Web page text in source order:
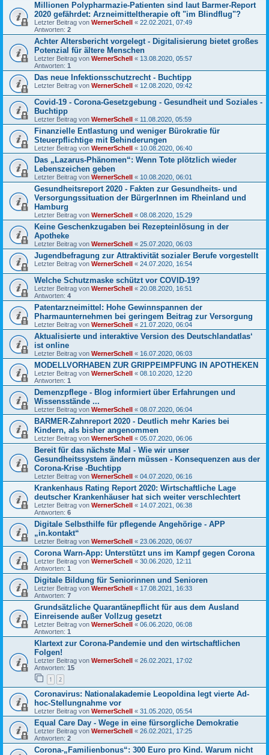
Millionen Polypharmazie-Patienten sind laut Barmer-Report
2020 gefährdet: Arzneimitteltherapie oft "im Blindflug"?
Letzter Beitrag von WernerSchell « 22.02.2021, 07:49
Antworten: 2
Achter Altersbericht vorgelegt - Digitalisierung bietet großes
Potenzial für ältere Menschen
Letzter Beitrag von WernerSchell « 13.08.2020, 05:57
Antworten: 1
Das neue Infektionsschutzrecht - Buchtipp
Letzter Beitrag von WernerSchell « 12.08.2020, 09:42
Covid-19 - Corona-Gesetzgebung - Gesundheit und Soziales -
Buchtipp
Letzter Beitrag von WernerSchell « 11.08.2020, 05:59
Finanzielle Entlastung und weniger Bürokratie für
Steuerpflichtige mit Behinderungen
Letzter Beitrag von WernerSchell « 10.08.2020, 06:40
Das „Lazarus-Phänomen“: Wenn Tote plötzlich wieder
Lebenszeichen geben
Letzter Beitrag von WernerSchell « 10.08.2020, 06:01
Gesundheitsreport 2020 - Fakten zur Gesundheits- und
Versorgungssituation der BürgerInnen im Rheinland und
Hamburg
Letzter Beitrag von WernerSchell « 08.08.2020, 15:29
Keine Geschenkzugaben bei Rezepteinlösung in der
Apotheke
Letzter Beitrag von WernerSchell « 25.07.2020, 06:03
Jugendbefragung zur Attraktivität sozialer Berufe vorgestellt
Letzter Beitrag von WernerSchell « 24.07.2020, 16:54
Welche Schutzmaske schützt vor COVID-19?
Letzter Beitrag von WernerSchell « 20.08.2020, 16:51
Antworten: 4
Patentarzneimittel: Hohe Gewinnspannen der
Pharmaunternehmen bei geringem Beitrag zur Versorgung
Letzter Beitrag von WernerSchell « 21.07.2020, 06:04
Aktualisierte und interaktive Version des Deutschlandatlas‘
ist online
Letzter Beitrag von WernerSchell « 16.07.2020, 06:03
MODELLVORHABEN ZUR GRIPPEIMPFUNG IN APOTHEKEN
Letzter Beitrag von WernerSchell « 08.10.2020, 12:20
Antworten: 1
Demenzpflege - Blog informiert über Erfahrungen und
Wissensstände ...
Letzter Beitrag von WernerSchell « 08.07.2020, 06:04
BARMER-Zahnreport 2020 - Deutlich mehr Karies bei
Kindern, als bisher angenommen
Letzter Beitrag von WernerSchell « 05.07.2020, 06:06
Bereit für das nächste Mal - Wie wir unser
Gesundheitssystem ändern müssen - Konsequenzen aus der
Corona-Krise -Buchtipp
Letzter Beitrag von WernerSchell « 04.07.2020, 06:16
Krankenhaus Rating Report 2020: Wirtschaftliche Lage
deutscher Krankenhäuser hat sich weiter verschlechtert
Letzter Beitrag von WernerSchell « 14.07.2021, 06:38
Antworten: 6
Digitale Selbsthilfe für pflegende Angehörige - APP
„in.kontakt“
Letzter Beitrag von WernerSchell « 23.06.2020, 06:07
Corona Warn-App: Unterstützt uns im Kampf gegen Corona
Letzter Beitrag von WernerSchell « 30.06.2020, 12:11
Antworten: 1
Digitale Bildung für Seniorinnen und Senioren
Letzter Beitrag von WernerSchell « 17.08.2021, 16:33
Antworten: 7
Grundsätzliche Quarantänepflicht für aus dem Ausland
Einreisende außer Vollzug gesetzt
Letzter Beitrag von WernerSchell « 06.06.2020, 06:08
Antworten: 1
Klartext zur Corona-Pandemie und den wirtschaftlichen
Folgen!
Letzter Beitrag von WernerSchell « 26.02.2021, 17:02
Antworten: 15
1 2
Coronavirus: Nationalakademie Leopoldina legt vierte Ad-
hoc-Stellungnahme vor
Letzter Beitrag von WernerSchell « 31.05.2020, 05:54
Equal Care Day - Wege in eine fürsorgliche Demokratie
Letzter Beitrag von WernerSchell « 26.02.2021, 17:25
Antworten: 2
Corona-„Familienbonus“: 300 Euro pro Kind. Warum nicht